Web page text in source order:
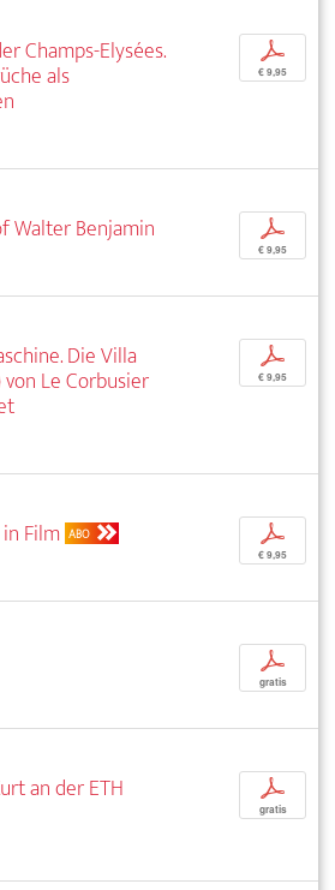
Champs-Elysées.
als
p
€ 9,95
Walter Benjamin
p
€ 9,95
Die Villa
von Le Corbusier
p
€ 9,95
Film ABO p
€ 9,95
p
gratis
an der ETH
p
gratis